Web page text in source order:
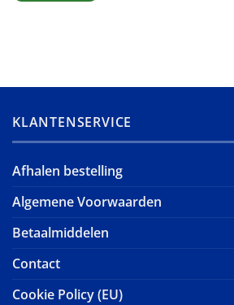
KLANTENSERVICE
Afhalen bestelling
Algemene Voorwaarden
Betaalmiddelen
Contact
Cookie Policy (EU)